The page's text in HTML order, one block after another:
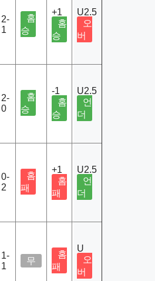
2-
1
홈
승
+1
홈
승
U2.5
오
버
2-
0
홈
승
-1
홈
승
U2.5
언
더
0-
2
홈
패
+1
홈
패
U2.5
언
더
1-
1
무
홈
패
U
오
버